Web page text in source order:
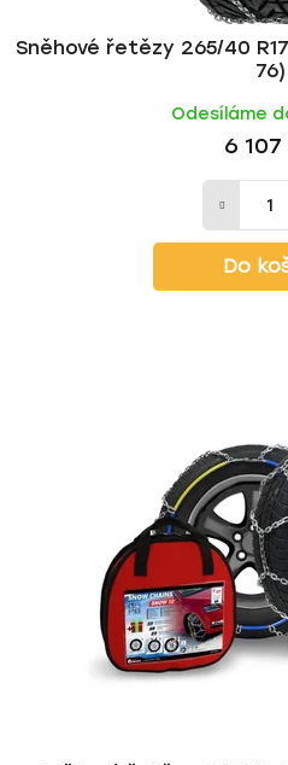
Sněhové řetězy 265/40 R17
76)
Odesíláme
6 107
Do